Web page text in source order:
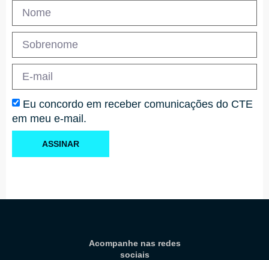
Eu concordo em receber comunicações do CTE
em meu e-mail.
ASSINAR
Acompanhe nas redes
sociais